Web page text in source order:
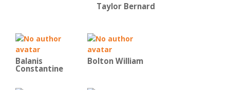
Taylor Bernard
Balanis
Constantine
Bolton William